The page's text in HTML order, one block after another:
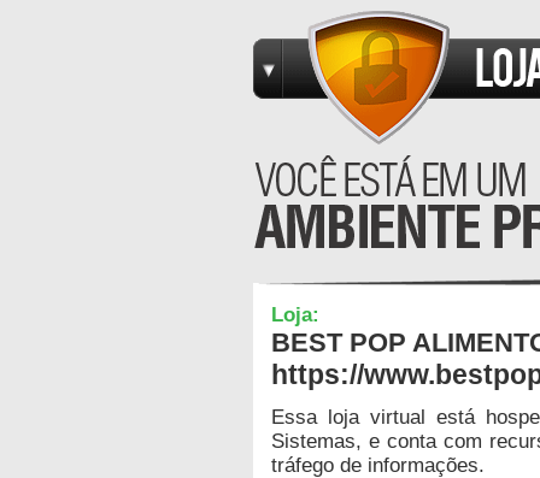
Loja:
BEST POP
https://
Essa loja virtual está
Sistemas, e conta com
tráfego de informações.